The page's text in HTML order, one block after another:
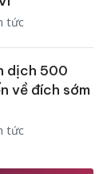
tức
dịch 500
về đích sớm
tức